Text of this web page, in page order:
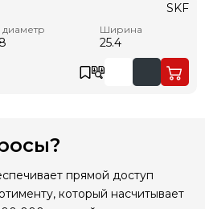
диаметр Ширина
25.4
SKF
прямой доступ
который насчитывает